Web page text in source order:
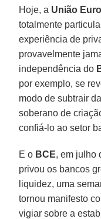
Hoje, a União
totalmente
experiência de
provavelmente
independência do
por exemplo, se
modo de subtrair
soberano de
confiá-lo ao setor
E o BCE, em julho
privou os bancos
liquidez, uma
tornou manifesto
vigiar sobre a